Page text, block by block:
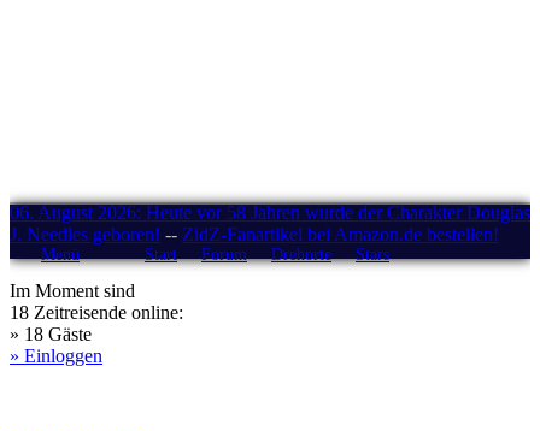
06. August 2026: Heute vor 58 Jahren wurde der Charakter Douglas
J. Needles geboren! -- ZidZ-Fanartikel bei Amazon.de bestellen!
Menü Start Forum Drehorte Stars
Im Moment sind
18 Zeitreisende online:
» 18 Gäste
» Einloggen